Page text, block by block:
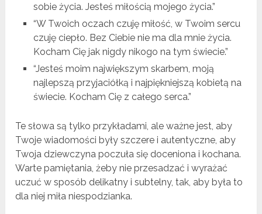
sobie życia. Jesteś miłością mojego życia.”
“W Twoich oczach czuję miłość, w Twoim sercu
czuję ciepło. Bez Ciebie nie ma dla mnie życia.
Kocham Cię jak nigdy nikogo na tym świecie.”
“Jesteś moim największym skarbem, moją
najlepszą przyjaciółką i najpiękniejszą kobietą na
świecie. Kocham Cię z całego serca.”
Te słowa są tylko przykładami, ale ważne jest, aby
Twoje wiadomości były szczere i autentyczne, aby
Twoja dziewczyna poczuła się doceniona i kochana.
Warte pamiętania, żeby nie przesadzać i wyrażać
uczuć w sposób delikatny i subtelny, tak, aby była to
dla niej miła niespodzianka.